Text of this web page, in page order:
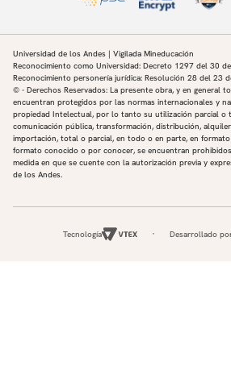
Universidad de los Andes | Vigilada Mineducación
Reconocimiento como Universidad: Decreto 1297 del 30
Reconocimiento personería jurídica: Resolución 28 del 23
© - Derechos Reservados: La presente obra, y en general
encuentran protegidos por las normas internacionales y
propiedad Intelectual, por lo tanto su utilización parcial o
comunicación pública, transformación, distribución,
importación, total o parcial, en todo o en parte, en
formato conocido o por conocer, se encuentran
medida en que se cuente con la autorización previa y
de los Andes.
Tecnología Desarrollado